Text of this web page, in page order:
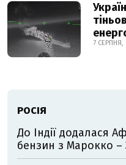
7 СЕРПНЯ,
РОСІЯ
До Індії додалася
бензин з Марокко –